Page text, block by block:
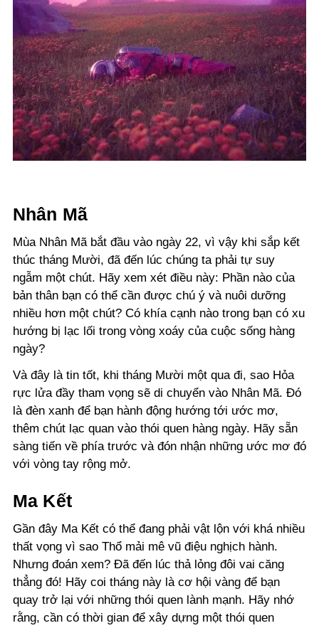
Nhân Mã
Mùa Nhân Mã bắt đầu vào ngày 22, vì vậy khi sắp kết
thúc tháng Mười, đã đến lúc chúng ta phải tự suy
ngẫm một chút. Hãy xem xét điều này: Phần nào của
bản thân bạn có thể cần được chú ý và nuôi dưỡng
nhiều hơn một chút? Có khía cạnh nào trong bạn có xu
hướng bị lạc lối trong vòng xoáy của cuộc sống hàng
ngày?
Và đây là tin tốt, khi tháng Mười một qua đi, sao Hỏa
rực lửa đầy tham vọng sẽ di chuyển vào Nhân Mã. Đó
là đèn xanh để bạn hành động hướng tới ước mơ,
thêm chút lạc quan vào thói quen hàng ngày. Hãy sẵn
sàng tiến về phía trước và đón nhận những ước mơ đó
với vòng tay rộng mở.
Ma Kết
Gần đây Ma Kết có thể đang phải vật lộn với khá nhiều
thất vọng vì sao Thổ mải mê vũ điệu nghịch hành.
Nhưng đoán xem? Đã đến lúc thả lỏng đôi vai căng
thẳng đó! Hãy coi tháng này là cơ hội vàng để bạn
quay trở lại với những thói quen lành mạnh. Hãy nhớ
rằng, cần có thời gian để xây dựng một thói quen